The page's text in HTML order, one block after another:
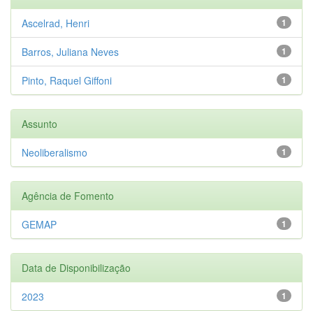
1
Ascelrad, Henri
1
Barros, Juliana Neves
1
Pinto, Raquel Giffoni
Assunto
1
Neoliberalismo
Agência de Fomento
1
GEMAP
Data de Disponibilização
1
2023